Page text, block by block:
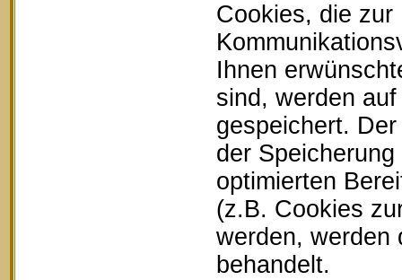
Cookies, die zur
Ihnen
sind, werden
gespeichert.
der
optimierten
(z.B. Cookies
werden, werden
behandelt.